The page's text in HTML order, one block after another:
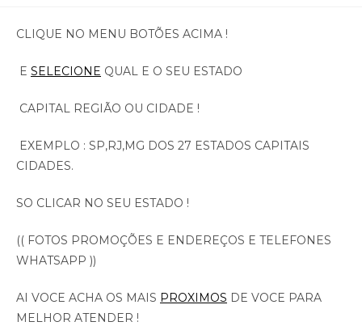
CLIQUE NO MENU BOTÕES ACIMA !
E SELECIONE QUAL E O SEU ESTADO
CAPITAL REGIÃO OU CIDADE !
EXEMPLO : SP,RJ,MG DOS 27 ESTADOS CAPITAIS
CIDADES.
SO CLICAR NO SEU ESTADO !
(( FOTOS PROMOÇÕES E ENDEREÇOS E TELEFONES
WHATSAPP ))
AI VOCE ACHA OS MAIS PROXIMOS DE VOCE PARA
MELHOR ATENDER !